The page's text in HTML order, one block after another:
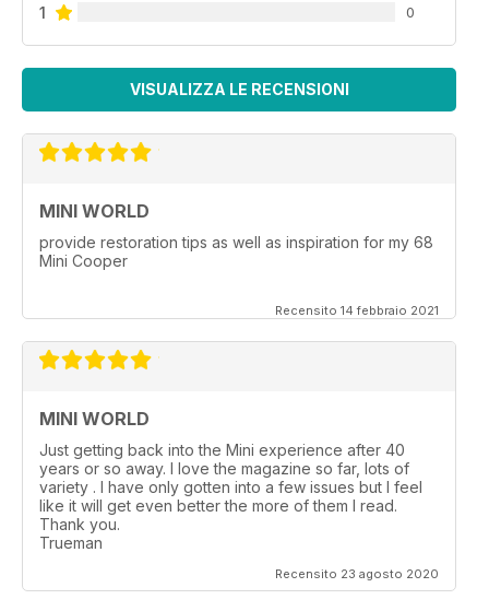
1 0
VISUALIZZA LE RECENSIONI
MINI WORLD
provide restoration tips as well as inspiration for my 68
Mini Cooper
Recensito 14 febbraio 2021
MINI WORLD
Just getting back into the Mini experience after 40
years or so away. I love the magazine so far, lots of
variety . I have only gotten into a few issues but I feel
like it will get even better the more of them I read.
Thank you.
Trueman
Recensito 23 agosto 2020